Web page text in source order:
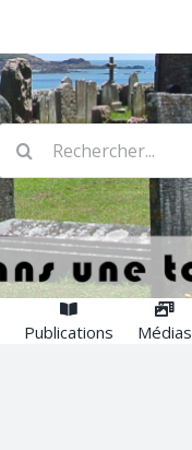
Rechercher:
Publications Médias